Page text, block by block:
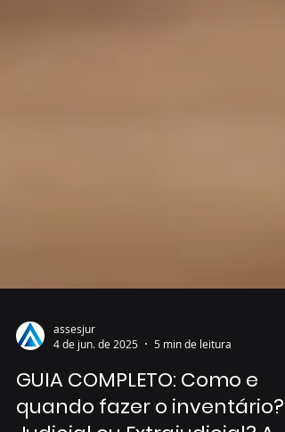
assesjur
4 de jun. de 2025
5 min de leitura